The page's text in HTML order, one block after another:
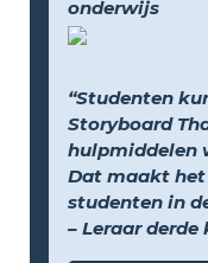
onderwijs
“Studenten
Storyboard
hulpmiddelen
Dat maakt
studenten in
– Leraar derde